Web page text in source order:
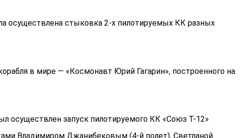
осуществлена стыковка 2-х пилотируемых КК разных
в мире — «Космонавт Юрий Гагарин», построенного на
осуществлен запуск пилотируемого КК «Союз Т-12»
Владимиром Джанибековым (4-й полет), Светланой